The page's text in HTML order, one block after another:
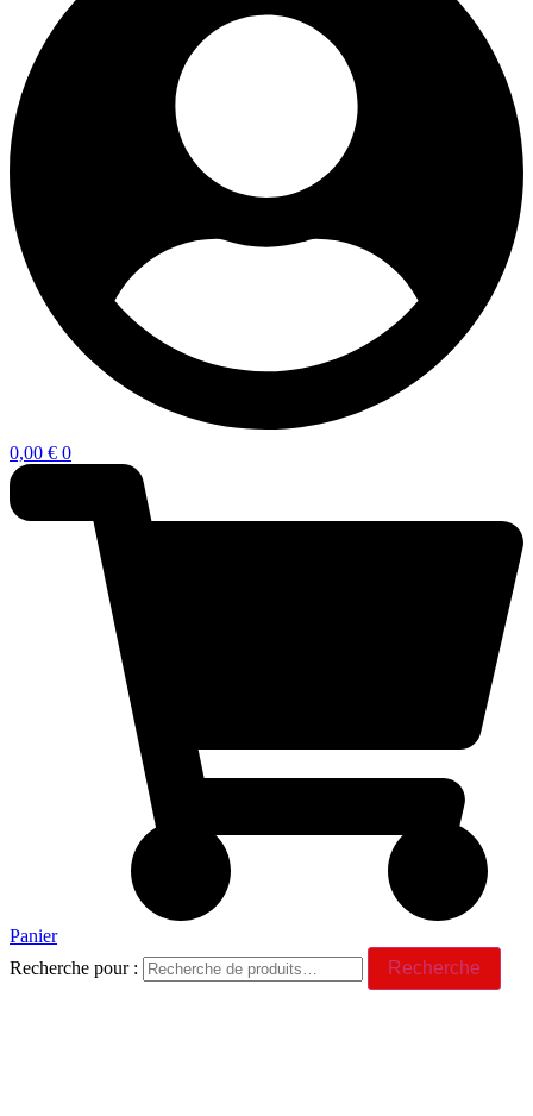
0,00 € 0
Panier
Recherche pour :
Recherche